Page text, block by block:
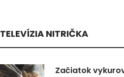
TELEVÍZIA NITRIČKA
Začiatok